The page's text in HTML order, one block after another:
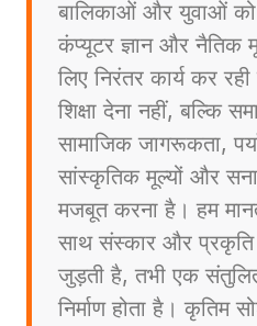
बालिकाओं और युवाओं को
कंप्यूटर ज्ञान और नैतिक
लिए निरंतर कार्य कर
शिक्षा देना नहीं, बल्कि
सामाजिक जागरूकता,
सांस्कृतिक मूल्यों और
मजबूत करना है। हम
साथ संस्कार और
जुड़ती है, तभी एक
निर्माण होता है।